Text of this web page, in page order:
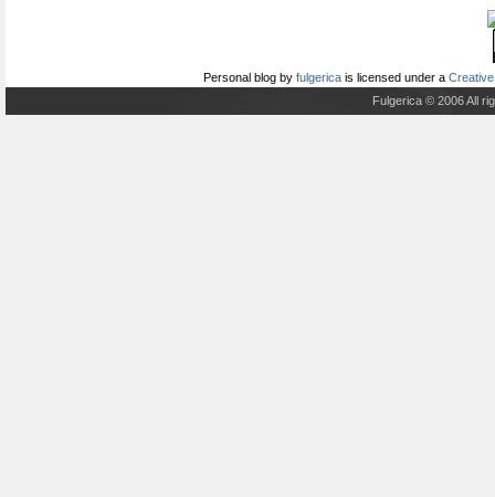
Personal blog by fulgerica is licensed under a
Fulgerica © 2006 All